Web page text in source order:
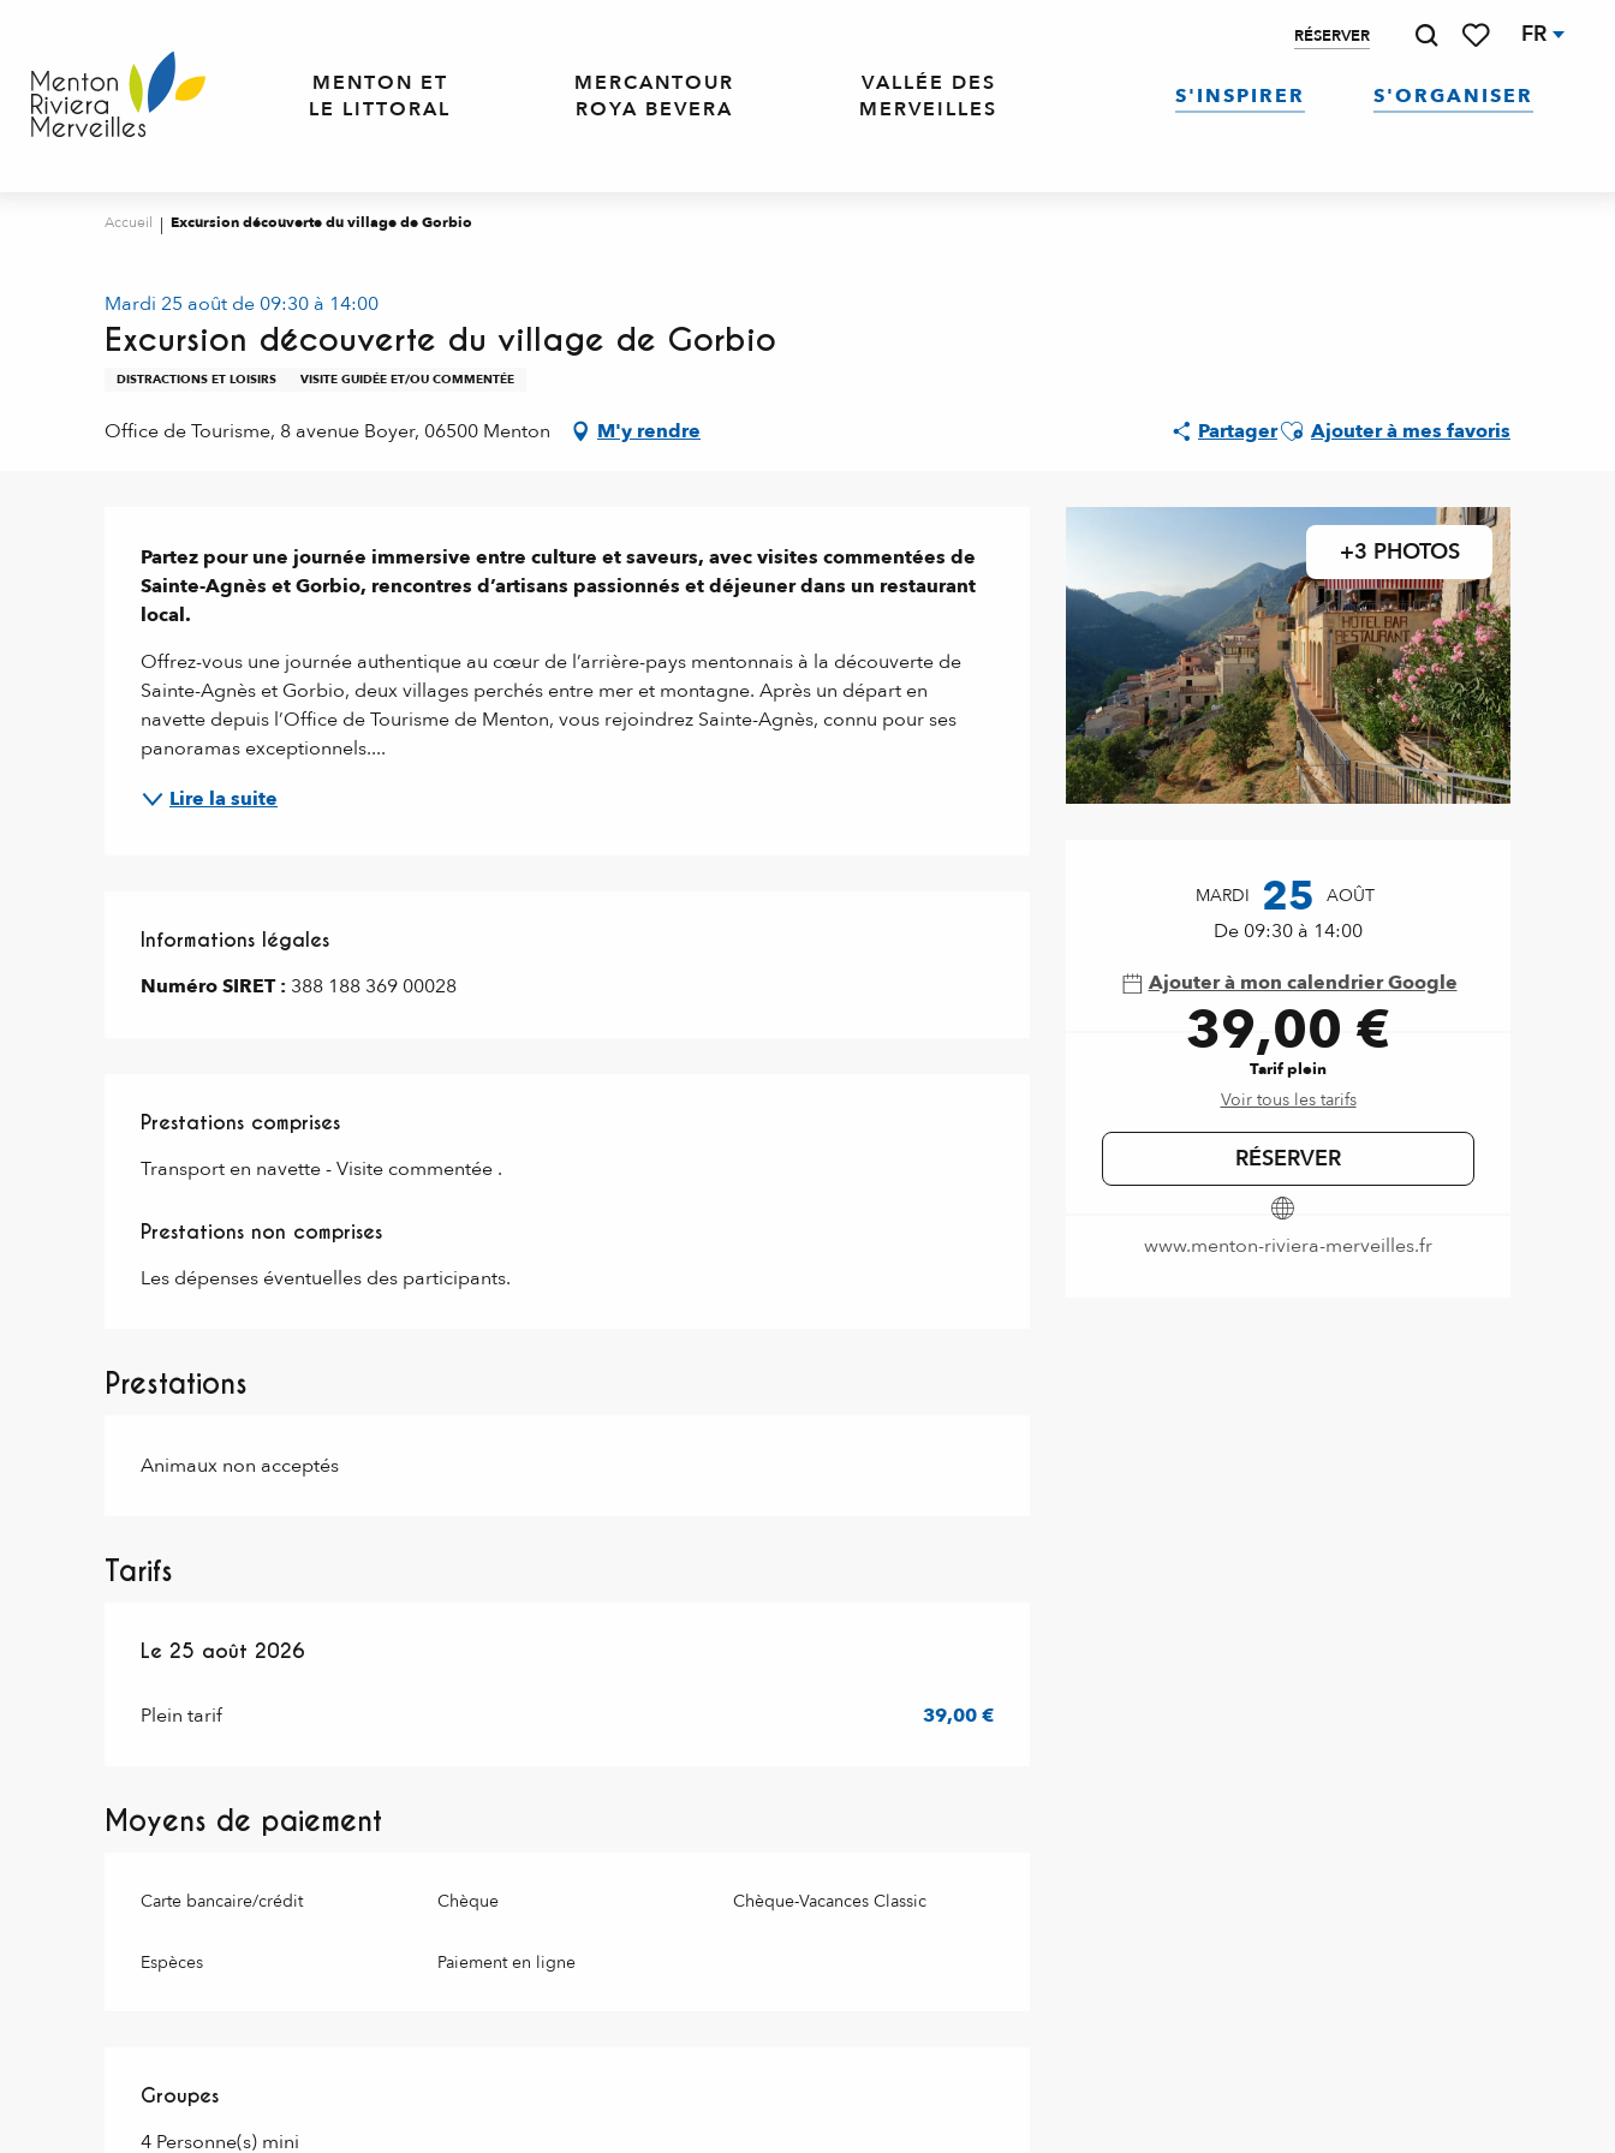
contenu
principal
RÉSERVER FR
MENTON ET
LE LITTORAL
MERCANTOUR
ROYA BEVERA
VALLÉE DES
MERVEILLES
S'INSPIRER S'ORGANISER
Accueil Excursion découverte du village de Gorbio
Mardi 25 août de 09:30 à 14:00
Excursion découverte du village de Gorbio
DISTRACTIONS ET LOISIRS VISITE GUIDÉE ET/OU COMMENTÉE
Office de Tourisme, 8 avenue Boyer, 06500 Menton M'y rendre PartagerAjouter aux favoris
Ajouter à mes favoris
+3 PHOTOS
Ouverture et coordonnées
MARDI 25 AOÛT
De 09:30 à 14:00
Ajouter à mon calendrier Google
39,00 €
Tarif plein
Voir tous les tarifs
RÉSERVER
www.menton-riviera-merveilles.fr
Description
Partez pour une journée immersive entre culture et saveurs, avec visites commentées de
Sainte-Agnès et Gorbio, rencontres d’artisans passionnés et déjeuner dans un restaurant
local.
Offrez-vous une journée authentique au cœur de l’arrière-pays mentonnais à la découverte de
Sainte-Agnès et Gorbio, deux villages perchés entre mer et montagne. Après un départ en
navette depuis l’Office de Tourisme de Menton, vous rejoindrez Sainte-Agnès, connu pour ses
panoramas exceptionnels....
Lire la suite
Informations légales
Informations légales
Numéro SIRET : 388 188 369 00028
Prestations comprises
Prestations comprises
Transport en navette - Visite commentée .
Prestations non comprises
Prestations non comprises
Les dépenses éventuelles des participants.
Prestations
Animaux non acceptés
Tarifs
Le 25 août 2026
Le 25 août 2026
Plein tarif 39,00 €
Moyens de paiement
Carte bancaire/crédit Chèque Chèque-Vacances Classic
Espèces Paiement en ligne
Groupes
Groupes
4 Personne(s) mini